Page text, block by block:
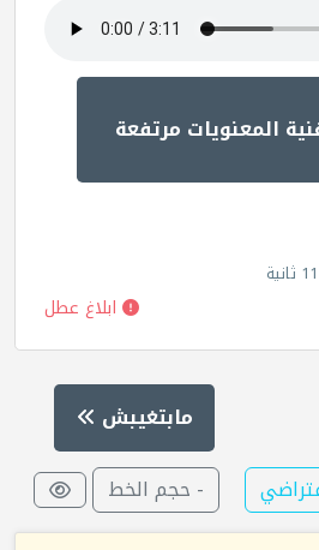
المعنويات مرتفعة
ابلاغ عطل
مابتغيبش
- حجم الخط